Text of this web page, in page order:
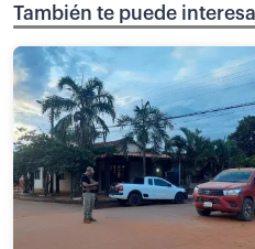
También te puede